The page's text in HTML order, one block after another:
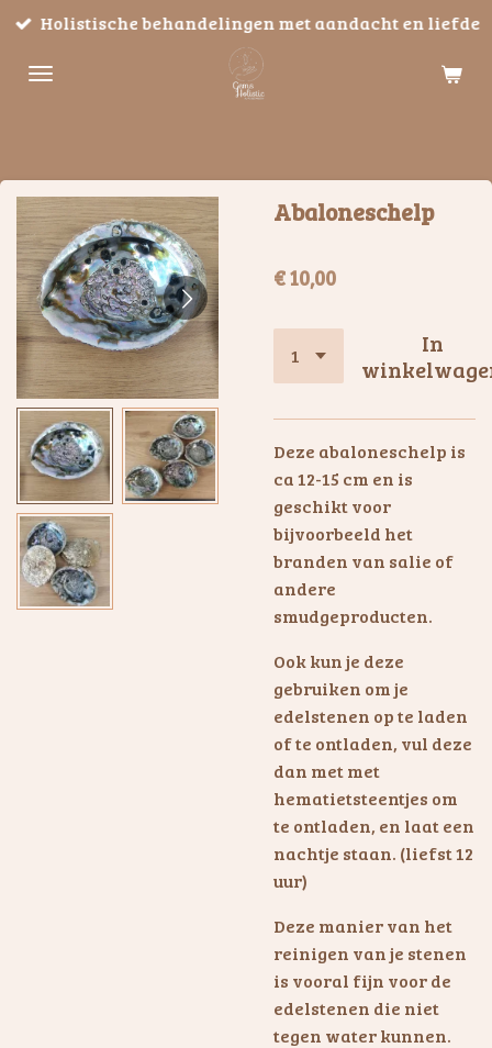
Ga
naar
Holistische behandelingen met aandacht en liefde
Abaloneschelp
€ 10,00
In
Deze abaloneschelp is
ca 12-15 cm en is
geschikt voor
bijvoorbeeld het
branden van salie of
andere
smudgeproducten.
Ook kun je deze
gebruiken om je
edelstenen op te laden
of te ontladen, vul deze
dan met met
hematietsteentjes om
te ontladen, en laat een
nachtje staan. (liefst 12
uur)
Deze manier van het
reinigen van je stenen
is vooral fijn voor de
edelstenen die niet
tegen water kunnen.